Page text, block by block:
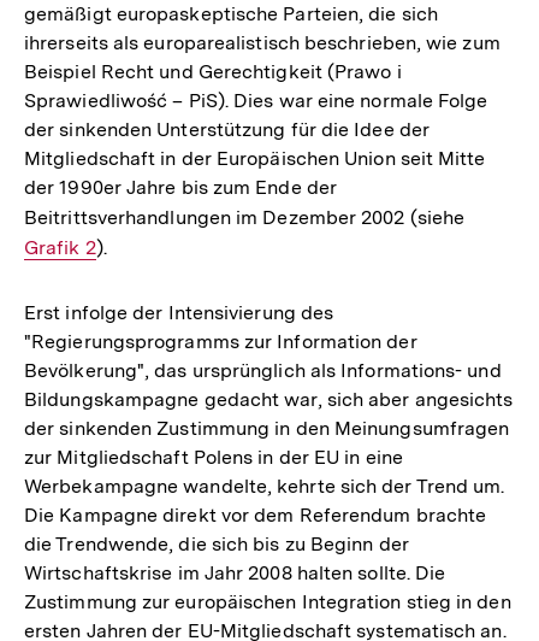
gemäßigt europa­skeptische Parteien, die sich
ihrerseits als europarealistisch beschrieben, wie zum
Beispiel Recht und Gerechtigkeit (Prawo i
Sprawiedliwość – PiS). Dies war eine normale Folge
der sinkenden Unterstützung für die Idee der
Mitgliedschaft in der Europäischen Union seit Mitte
der 1990er Jahre bis zum Ende der
Beitrittsverhandlungen im Dezember 2002 (siehe
Grafik 2).
Erst infolge der Intensivierung des
"Regierungsprogramms zur Information der
Bevölkerung", das ursprünglich als Informations- und
Bildungskampagne gedacht war, sich aber angesichts
der sinkenden Zustimmung in den Meinungsumfragen
zur Mitgliedschaft Polens in der EU in eine
Werbekampagne wandelte, kehrte sich der Trend um.
Die Kampagne direkt vor dem Referendum brachte
die Trendwende, die sich bis zu Beginn der
Wirtschaftskrise im Jahr 2008 halten sollte. Die
Zustimmung zur europäischen Integration stieg in den
ersten Jahren der EU-Mitgliedschaft systematisch an.